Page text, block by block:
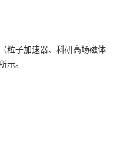
粒子加速器、科研高场磁体
示。